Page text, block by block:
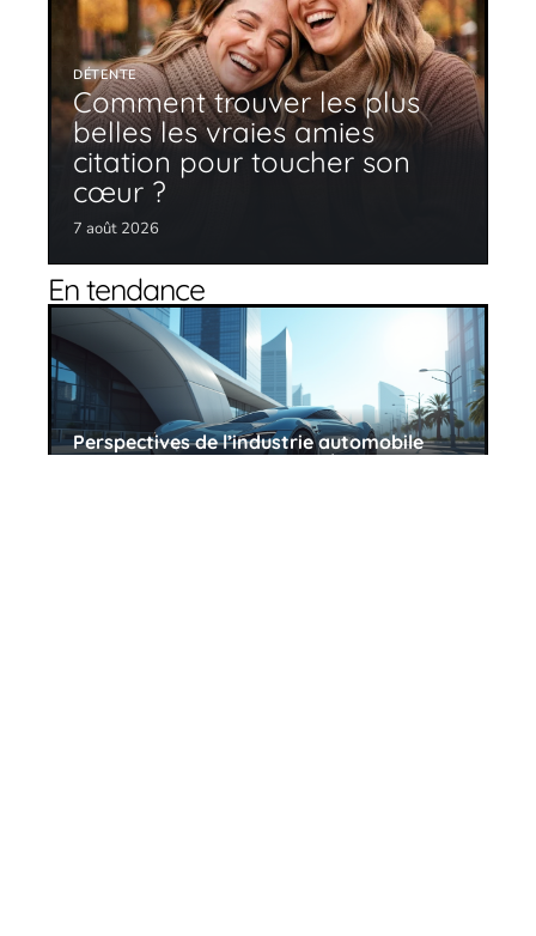
DÉTENTE
Comment trouver les plus
belles les vraies amies
citation pour toucher son
cœur ?
7 août 2026
En tendance
Perspectives de l’industrie automobile
pour 2025 : tendances et prévisions